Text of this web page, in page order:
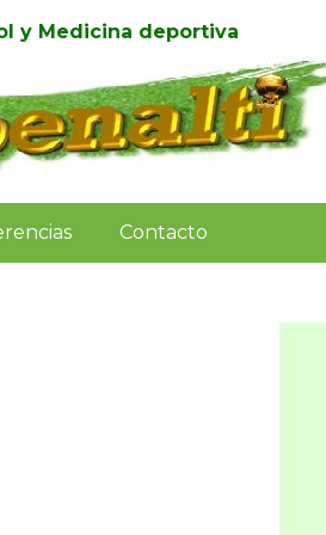
y Medicina deportiva
Contacto